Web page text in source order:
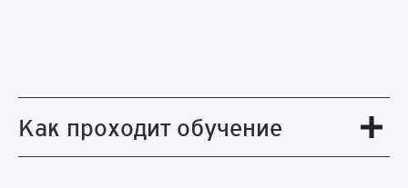
Как проходит обучение